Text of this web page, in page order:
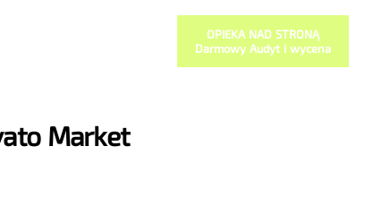
OPIEKA NAD STRONĄ
Darmowy Audyt i wycena
Market